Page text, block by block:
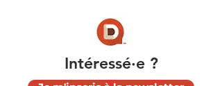
Intéressé∙e ?